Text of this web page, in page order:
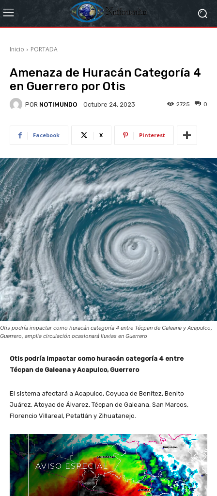
Inicio PORTADA
Amenaza de Huracán Categoría 4
en Guerrero por Otis
POR NOTIMUNDO Octubre 24, 2023 0
2725
Facebook X Pinterest
Otis podría impactar como huracán categoría 4 entre Técpan de Galeana y Acapulco,
Guerrero, amplia circulación ocasionará lluvias en Guerrero
Otis podría impactar como huracán categoría 4 entre
Técpan de Galeana y Acapulco, Guerrero
El sistema afectará a Acapulco, Coyuca de Benítez, Benito
Juárez, Atoyac de Álvarez, Técpan de Galeana, San Marcos,
Florencio Villareal, Petatlán y Zihuatanejo.